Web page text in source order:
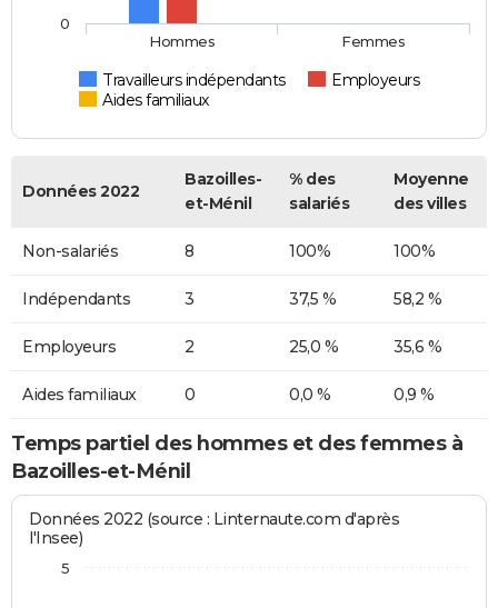
Travailleurs indépendants
Employeurs
Aides familiaux
Hommes Femmes
0
Données 2022
Bazoilles-
et-Ménil
% des
salariés
Moyenne
des villes
Non-salariés 8 100% 100%
Indépendants 3 37,5 % 58,2 %
Employeurs 2 25,0 % 35,6 %
Aides familiaux 0 0,0 % 0,9 %
Temps partiel des hommes et des femmes à
Bazoilles-et-Ménil
Données 2022 (source : Linternaute.com d'après
l'Insee)
5